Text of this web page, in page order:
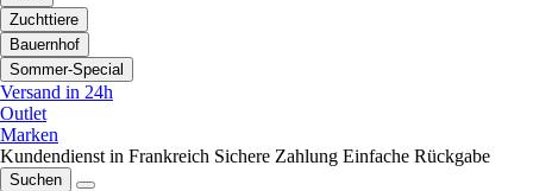
Zuchttiere
Bauernhof
Sommer-Special
Versand in 24h
Outlet
Marken
Kundendienst in Frankreich Sichere Zahlung Einfache Rückgabe
Suchen